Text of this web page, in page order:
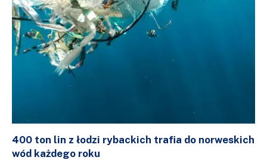
400 ton lin z łodzi rybackich trafia do norweskich
wód każdego roku